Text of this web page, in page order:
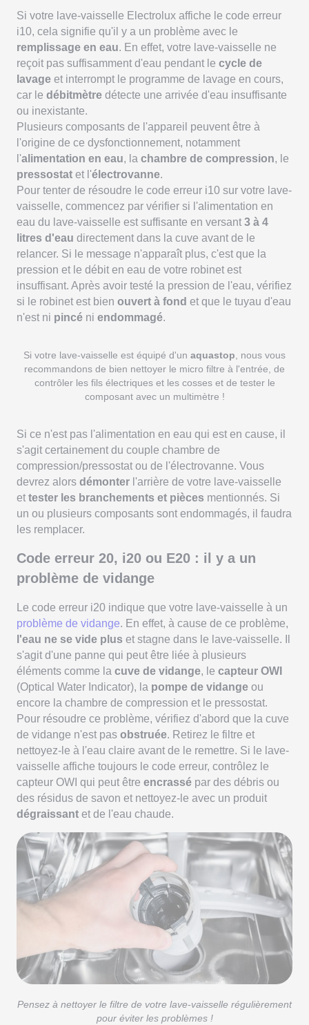
Si votre lave-vaisselle Electrolux affiche le code erreur
i10, cela signifie qu'il y a un problème avec le
remplissage en eau. En effet, votre lave-vaisselle ne
reçoit pas suffisamment d'eau pendant le cycle de
lavage et interrompt le programme de lavage en cours,
car le débitmètre détecte une arrivée d'eau insuffisante
ou inexistante.
Plusieurs composants de l'appareil peuvent être à
l'origine de ce dysfonctionnement, notamment
l'alimentation en eau, la chambre de compression, le
pressostat et l'électrovanne.
Pour tenter de résoudre le code erreur i10 sur votre lave-
vaisselle, commencez par vérifier si l'alimentation en
eau du lave-vaisselle est suffisante en versant 3 à 4
litres d'eau directement dans la cuve avant de le
relancer. Si le message n'apparaît plus, c'est que la
pression et le débit en eau de votre robinet est
insuffisant. Après avoir testé la pression de l'eau, vérifiez
si le robinet est bien ouvert à fond et que le tuyau d'eau
n'est ni pincé ni endommagé.
Si votre lave-vaisselle est équipé d'un aquastop , nous vous
recommandons de bien nettoyer le micro filtre à l'entrée, de
contrôler les fils électriques et les cosses et de tester le
composant avec un multimètre !
Si ce n'est pas l'alimentation en eau qui est en cause, il
s'agit certainement du couple chambre de
compression/pressostat ou de l'électrovanne. Vous
devrez alors démonter l'arrière de votre lave-vaisselle
et tester les branchements et pièces mentionnés. Si
un ou plusieurs composants sont endommagés, il faudra
les remplacer.
Code erreur 20, i20 ou E20 : il y a un
problème de vidange
Le code erreur i20 indique que votre lave-vaisselle à un
problème de vidange. En effet, à cause de ce problème,
l'eau ne se vide plus et stagne dans le lave-vaisselle. Il
s'agit d'une panne qui peut être liée à plusieurs
éléments comme la cuve de vidange, le capteur OWI
(Optical Water Indicator), la pompe de vidange ou
encore la chambre de compression et le pressostat.
Pour résoudre ce problème, vérifiez d'abord que la cuve
de vidange n'est pas obstruée. Retirez le filtre et
nettoyez-le à l'eau claire avant de le remettre. Si le lave-
vaisselle affiche toujours le code erreur, contrôlez le
capteur OWI qui peut être encrassé par des débris ou
des résidus de savon et nettoyez-le avec un produit
dégraissant et de l'eau chaude.
Pensez à nettoyer le filtre de votre lave-vaisselle régulièrement
pour éviter les problèmes !